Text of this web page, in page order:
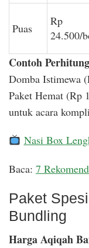
Puas
Rp
24.500/
Contoh
Domba Istimewa
Paket Hemat (Rp
untuk acara
Nasi Box
Baca: 7
Paket
Bundling
Harga Aqiqah